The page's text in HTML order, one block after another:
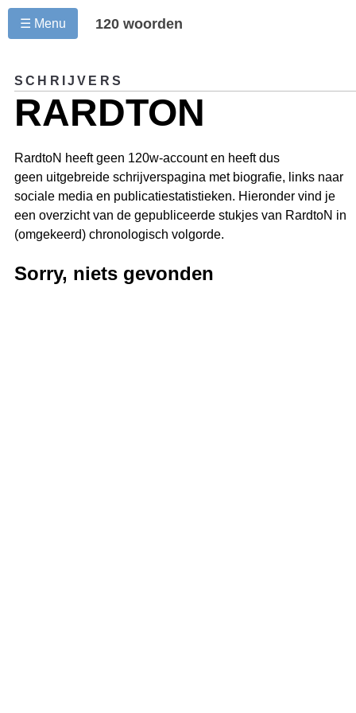
☰ Menu 120 woorden
SCHRIJVERS
RARDTON
RardtoN heeft geen 120w-account en heeft dus
geen uitgebreide schrijverspagina met biografie, links naar
sociale media en publicatiestatistieken. Hieronder vind je
een overzicht van de gepubliceerde stukjes van RardtoN in
(omgekeerd) chronologisch volgorde.
Sorry, niets gevonden